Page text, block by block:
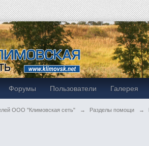
Форумы Пользователи Галерея
ООО "Климовская сеть" → Разделы помощи →